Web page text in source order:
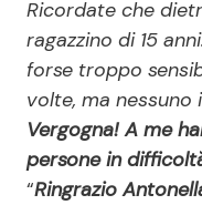
Ricordate che
ragazzino di 15
forse troppo
volte, ma nessuno
Vergogna! A me
persone in
“Ringrazio